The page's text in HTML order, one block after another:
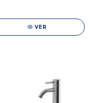
VER